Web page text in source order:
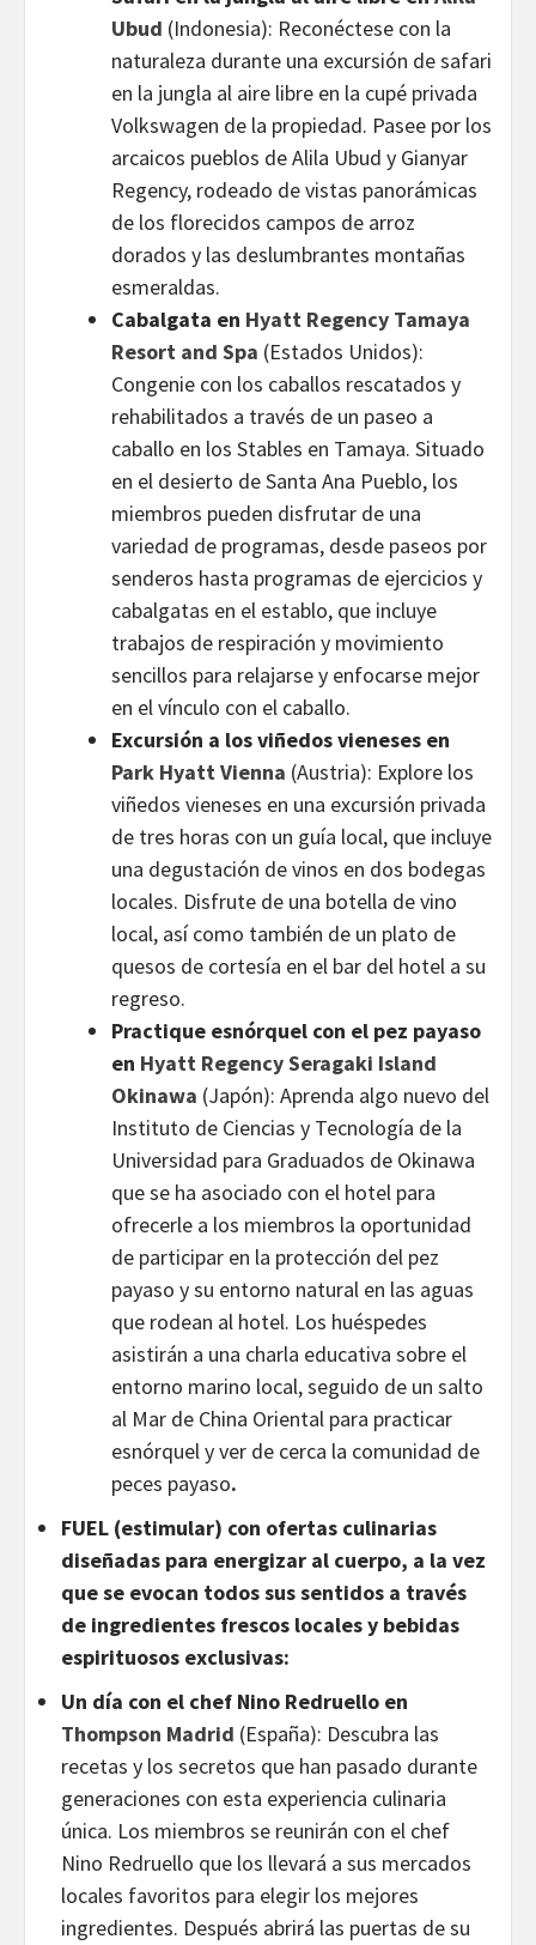
Ubud (Indonesia): Reconéctese con la
naturaleza durante una excursión de safari
en la jungla al aire libre en la cupé privada
Volkswagen de la propiedad. Pasee por los
arcaicos pueblos de Alila Ubud y Gianyar
Regency, rodeado de vistas panorámicas
de los florecidos campos de arroz
dorados y las deslumbrantes montañas
esmeraldas.
Cabalgata en Hyatt Regency Tamaya
Resort and Spa (Estados Unidos):
Congenie con los caballos rescatados y
rehabilitados a través de un paseo a
caballo en los Stables en Tamaya. Situado
en el desierto de Santa Ana Pueblo, los
miembros pueden disfrutar de una
variedad de programas, desde paseos por
senderos hasta programas de ejercicios y
cabalgatas en el establo, que incluye
trabajos de respiración y movimiento
sencillos para relajarse y enfocarse mejor
en el vínculo con el caballo.
Excursión a los viñedos vieneses en
Park Hyatt Vienna (Austria): Explore los
viñedos vieneses en una excursión privada
de tres horas con un guía local, que incluye
una degustación de vinos en dos bodegas
locales. Disfrute de una botella de vino
local, así como también de un plato de
quesos de cortesía en el bar del hotel a su
regreso.
Practique esnórquel con el pez payaso
en Hyatt Regency Seragaki Island
Okinawa (Japón): Aprenda algo nuevo del
Instituto de Ciencias y Tecnología de la
Universidad para Graduados de Okinawa
que se ha asociado con el hotel para
ofrecerle a los miembros la oportunidad
de participar en la protección del pez
payaso y su entorno natural en las aguas
que rodean al hotel. Los huéspedes
asistirán a una charla educativa sobre el
entorno marino local, seguido de un salto
al Mar de China Oriental para practicar
esnórquel y ver de cerca la comunidad de
peces payaso.
FUEL (estimular) con ofertas culinarias
diseñadas para energizar al cuerpo, a la vez
que se evocan todos sus sentidos a través
de ingredientes frescos locales y bebidas
espirituosos exclusivas:
Un día con el chef Nino Redruello en
Thompson Madrid (España): Descubra las
recetas y los secretos que han pasado durante
generaciones con esta experiencia culinaria
única. Los miembros se reunirán con el chef
Nino Redruello que los llevará a sus mercados
locales favoritos para elegir los mejores
ingredientes. Después abrirá las puertas de su